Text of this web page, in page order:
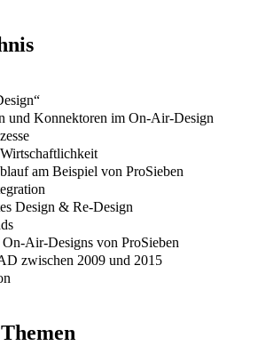
und Konnektoren im On-Air-Design
am Beispiel von ProSieben
Design & Re-Design
Air-Designs von ProSieben
zwischen 2009 und 2015